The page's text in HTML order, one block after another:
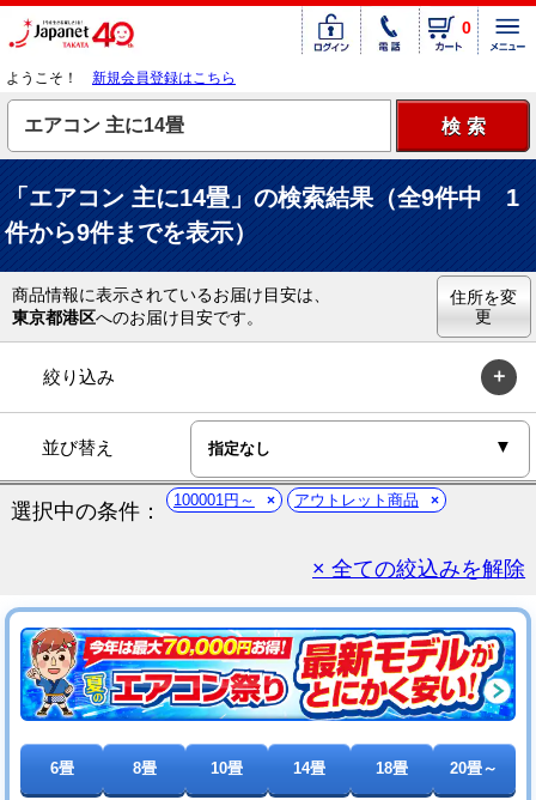
0
ようこそ！ 新規会員登録はこちら
「エアコン 主に14畳」の検索結果（全9件中 1
件から9件までを表示）
商品情報に表示されているお届け目安は、
東京都港区へのお届け目安です。
住所を変
更
絞り込み
並び替え
選択中の条件： 100001円～ アウトレット商品
× 全ての絞込みを解除
6畳 8畳 10畳 14畳 18畳 20畳～